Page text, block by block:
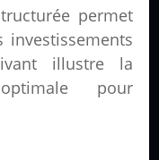
permet
investissements
illustre la
pour